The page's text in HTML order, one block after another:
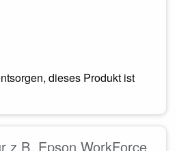
dieses Produkt ist
z.B. Epson WorkForce